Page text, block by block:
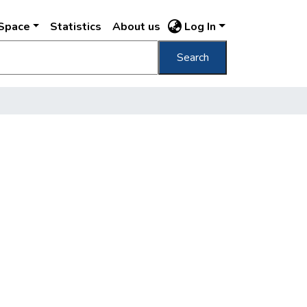
Statistics About us Log In
Search